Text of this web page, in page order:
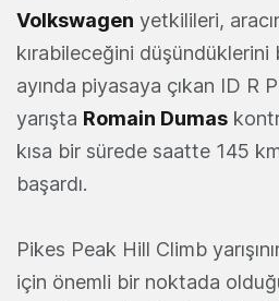
Volkswagen yetkilileri,
kırabileceğini
ayında piyasaya çıkan ID R
yarışta Romain Dumas
kısa bir sürede saatte 145
başardı.
Pikes Peak Hill Climb
için önemli bir noktada